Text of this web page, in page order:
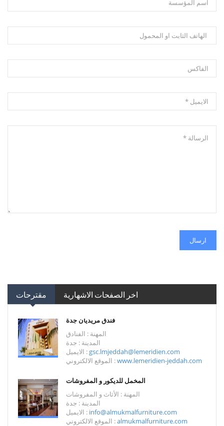
ارسال
مقترحات اخر الصفحات الاشهارية
فندق مريديان جدة
المهنة : الفنادق
المدينة : جدة
الايميل : gsc.lmjeddah@lemeridien.com
الموقع الالكتروني :www.lemeridien-jeddah.com
المخمل للديكور و المفروشات
المهنة : الأثاث و المفروشات
المدينة : جدة
الايميل : info@almukmalfurniture.com
الموقع الالكتروني :almukmalfurniture.com